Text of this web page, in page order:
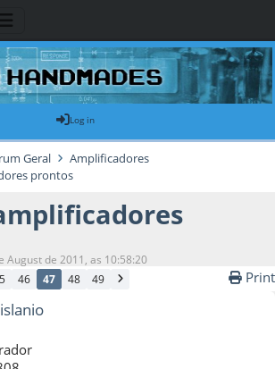
Log in
Geral
Amplificadores
prontos
August de 2011, as 10:58:20
46 47 48 49 Print